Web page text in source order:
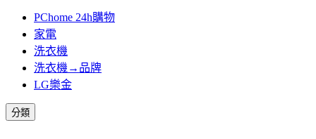
PChome 24h購物
家電
洗衣機
洗衣機→品牌
LG樂金
分類